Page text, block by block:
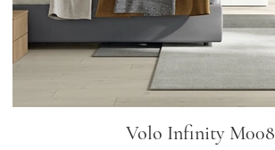
Volo Infinity M008